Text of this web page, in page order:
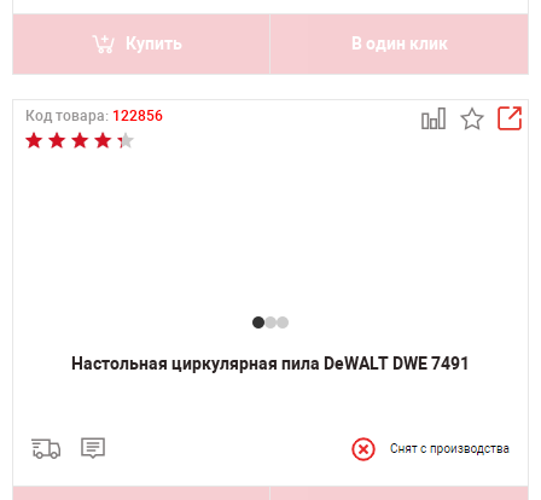
Купить В один клик
Код товара: 122856
Настольная циркулярная пила DeWALT DWE 7491